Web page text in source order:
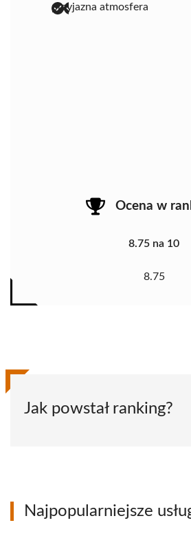
przyjazna atmosfera
Ocena w
8.75 na 10
8.75
Jak powstał ranking?
Najpopularniejsze